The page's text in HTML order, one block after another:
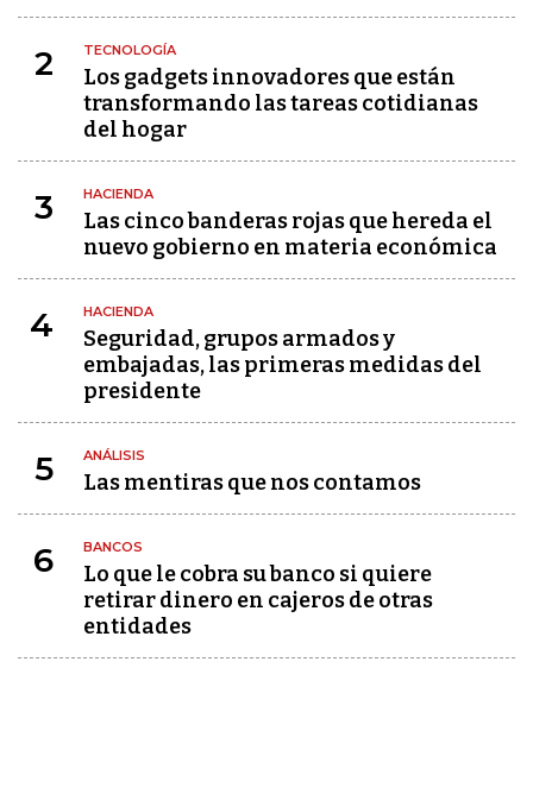
2 TECNOLOGÍA
Los gadgets innovadores que están
transformando las tareas cotidianas
del hogar
3 HACIENDA
Las cinco banderas rojas que hereda el
nuevo gobierno en materia económica
4 HACIENDA
Seguridad, grupos armados y
embajadas, las primeras medidas del
presidente
5 ANÁLISIS
Las mentiras que nos contamos
6 BANCOS
Lo que le cobra su banco si quiere
retirar dinero en cajeros de otras
entidades